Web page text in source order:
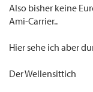
Also bisher keine
Ami-Carrier..
Hier sehe ich aber
Der Wellensittich